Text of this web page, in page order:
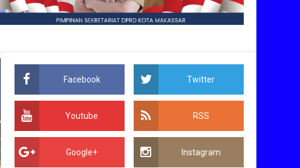
Facebook Twitter
Youtube RSS
Google+ Instagram